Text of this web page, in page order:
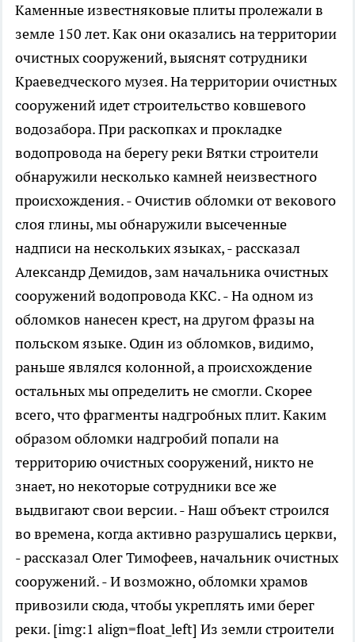
Каменные известняковые плиты пролежали в
земле 150 лет. Как они оказались на территории
очистных сооружений, выяснят сотрудники
Краеведческого музея.На территории очистных
сооружений идет строительство ковшевого
водозабора. При раскопках и прокладке
водопровода на берегу реки Вятки строители
обнаружили несколько камней неизвестного
происхождения. - Очистив обломки от векового
слоя глины, мы обнаружили высеченные
надписи на нескольких языках, - рассказал
Александр Демидов, зам начальника очистных
сооружений водопровода ККС. - На одном из
обломков нанесен крест, на другом фразы на
польском языке. Один из обломков, видимо,
раньше являлся колонной, а происхождение
остальных мы определить не смогли. Скорее
всего, что фрагменты надгробных плит. Каким
образом обломки надгробий попали на
территорию очистных сооружений, никто не
знает, но некоторые сотрудники все же
выдвигают свои версии. - Наш объект строился
во времена, когда активно разрушались церкви,
- рассказал Олег Тимофеев, начальник очистных
сооружений. - И возможно, обломки храмов
привозили сюда, чтобы укреплять ими берег
реки. [img:1 align=float_left] Из земли строители